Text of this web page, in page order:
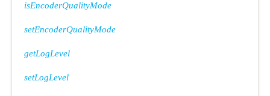
isEncoderQualityMode
setEncoderQualityMode
getLogLevel
setLogLevel